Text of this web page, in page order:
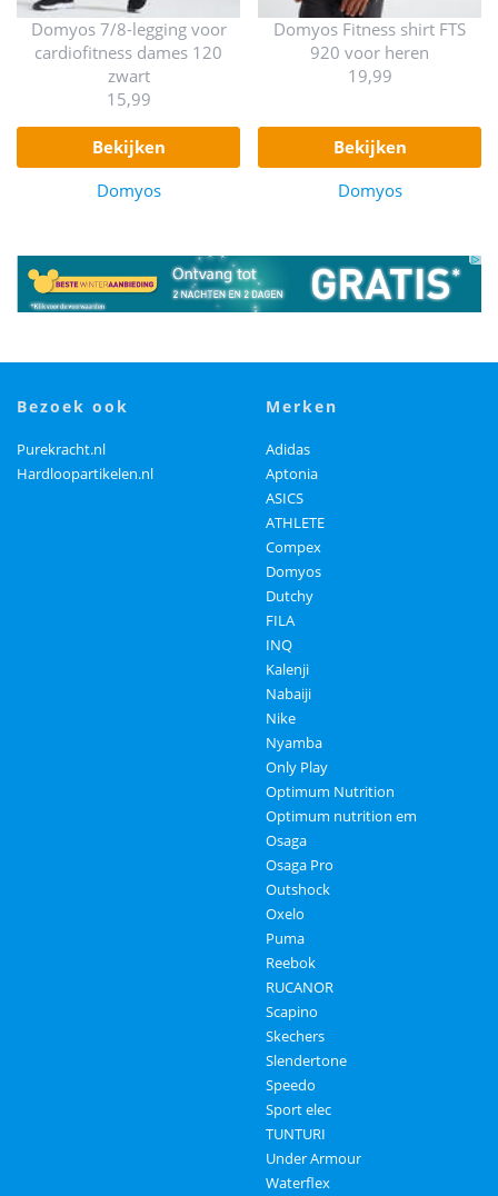
Domyos 7/8-legging voor
cardiofitness dames 120
zwart
15,99
bekijken
Domyos
Domyos Fitness shirt FTS
920 voor heren
19,99
bekijken
Domyos
bezoek ook
Purekracht.nl
Hardloopartikelen.nl
merken
Adidas
Aptonia
ASICS
ATHLETE
Compex
Domyos
Dutchy
FILA
INQ
Kalenji
Nabaiji
Nike
Nyamba
Only Play
Optimum Nutrition
Optimum nutrition em
Osaga
Osaga Pro
Outshock
Oxelo
Puma
Reebok
RUCANOR
Scapino
Skechers
Slendertone
Speedo
Sport elec
TUNTURI
Under Armour
Waterflex